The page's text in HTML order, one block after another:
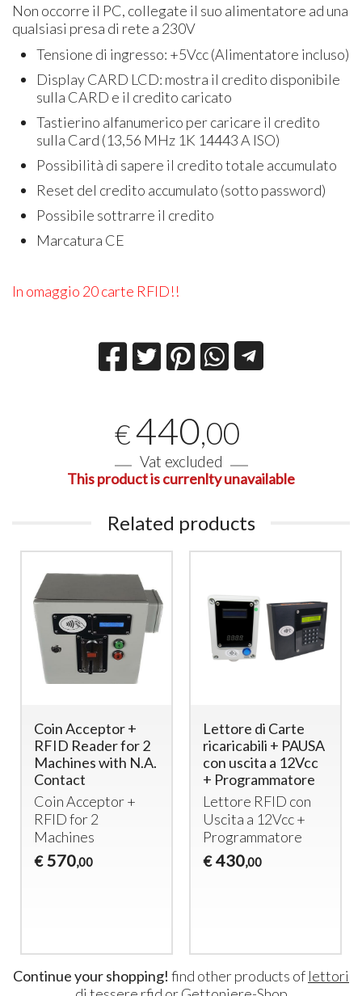
Non occorre il PC, collegate il suo alimentatore ad una
qualsiasi presa di rete a 230V
Tensione di ingresso: +5Vcc (Alimentatore incluso)​
Display CARD LCD: mostra il credito disponibile
sulla CARD e il credito caricato
Tastierino alfanumerico per caricare il credito
sulla Card (13,56 MHz 1K 14443 A ISO)
Possibilità di sapere il credito totale accumulato
Reset del credito accumulato (sotto password)
Possibile sottrarre il credito
Marcatura CE
In omaggio 20 carte RFID!!
€440,00
Vat excluded
This product is currenlty unavailable
Related products
Coin Acceptor +
RFID Reader for 2
Machines with N.A.
Contact
Coin Acceptor +
RFIDfor 2
Machines
€ 570,00
Lettore di Carte
ricaricabili + PAUSA
con uscita a 12Vcc
+ Programmatore
Lettore RFID con
Uscita a 12Vcc +
Programmatore
€ 430,00
Continue your shopping! find other products of lettori